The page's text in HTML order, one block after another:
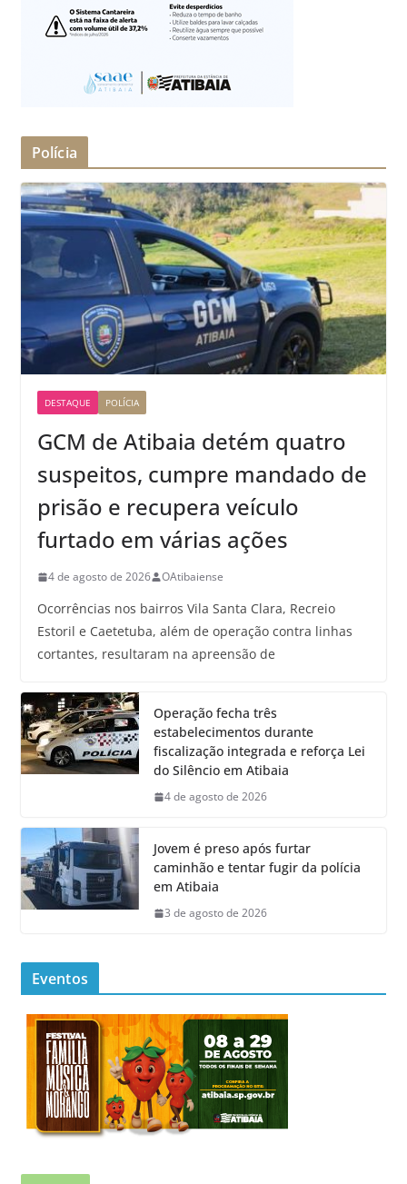
Polícia
DESTAQUE POLÍCIA
GCM de Atibaia detém quatro
suspeitos, cumpre mandado de
prisão e recupera veículo
furtado em várias ações
4 de agosto de 2026 OAtibaiense
Ocorrências nos bairros Vila Santa Clara, Recreio
Estoril e Caetetuba, além de operação contra linhas
cortantes, resultaram na apreensão de
Operação fecha três
estabelecimentos durante
fiscalização integrada e reforça Lei
do Silêncio em Atibaia
4 de agosto de 2026
Jovem é preso após furtar
caminhão e tentar fugir da polícia
em Atibaia
3 de agosto de 2026
Eventos